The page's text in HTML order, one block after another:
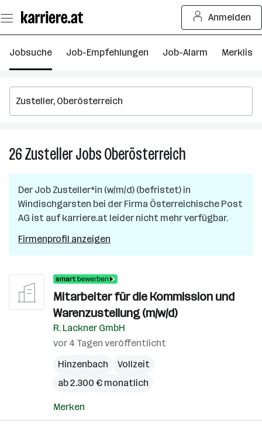
Seiteninhalt
springen
Anmelden
Jobsuche Job-Empfehlungen Job-Alarm Merkliste
26ZustellerJobsOberösterreich
in
Oberösterreich
Der Job Zusteller*in (w/m/d) (befristet) in
Windischgarsten bei der Firma Österreichische Post
AG ist auf karriere.at leider nicht mehr verfügbar.
Firmenprofil anzeigen
Mitarbeiter für die Kommission und
Warenzustellung (m/w/d)
R. Lackner GmbH
vor 4 Tagen veröffentlicht
Hinzenbach
Vollzeit
ab 2.300 € monatlich
Merken